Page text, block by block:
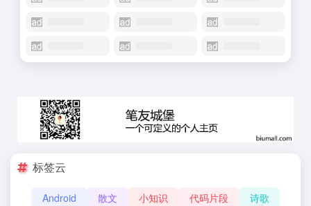
标签云
Android 散文 小知识 代码片段
诗歌